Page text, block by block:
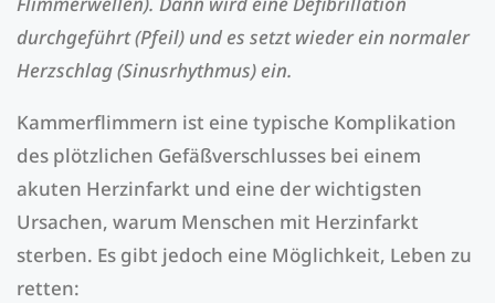
durchgeführt (Pfeil) und es setzt wieder ein normaler
Herzschlag (Sinusrhythmus) ein.
Kammerflimmern ist eine typische Komplikation
des plötzlichen Gefäßverschlusses bei einem
akuten Herzinfarkt und eine der wichtigsten
Ursachen, warum Menschen mit Herzinfarkt
sterben. Es gibt jedoch eine Möglichkeit, Leben zu
retten: